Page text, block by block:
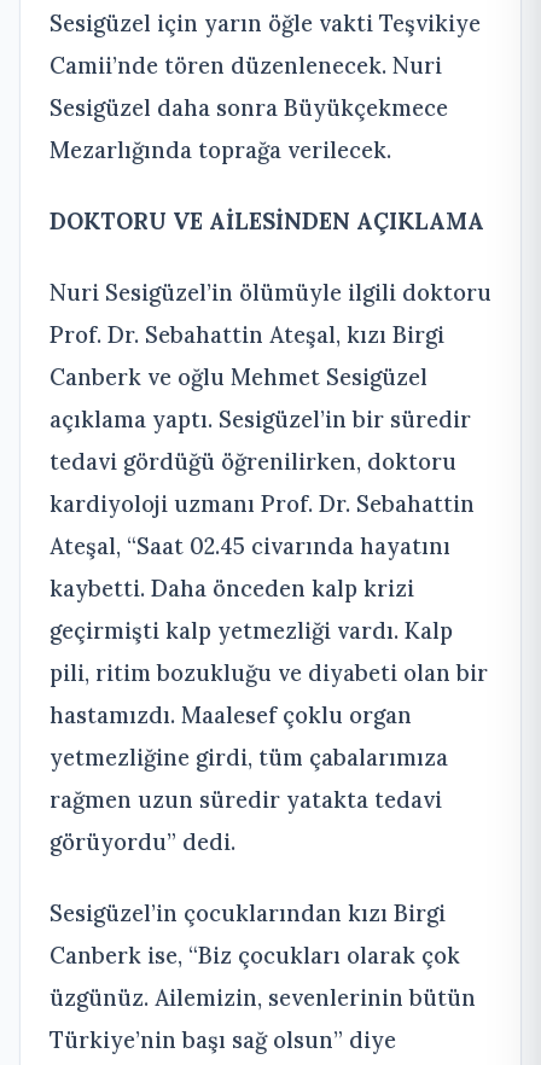
Sesigüzel için yarın öğle vakti Teşvikiye
Camii’nde tören düzenlenecek. Nuri
Sesigüzel daha sonra Büyükçekmece
Mezarlığında toprağa verilecek.
DOKTORU VE AİLESİNDEN AÇIKLAMA
Nuri Sesigüzel’in ölümüyle ilgili doktoru
Prof. Dr. Sebahattin Ateşal, kızı Birgi
Canberk ve oğlu Mehmet Sesigüzel
açıklama yaptı. Sesigüzel’in bir süredir
tedavi gördüğü öğrenilirken, doktoru
kardiyoloji uzmanı Prof. Dr. Sebahattin
Ateşal, “Saat 02.45 civarında hayatını
kaybetti. Daha önceden kalp krizi
geçirmişti kalp yetmezliği vardı. Kalp
pili, ritim bozukluğu ve diyabeti olan bir
hastamızdı. Maalesef çoklu organ
yetmezliğine girdi, tüm çabalarımıza
rağmen uzun süredir yatakta tedavi
görüyordu” dedi.
Sesigüzel’in çocuklarından kızı Birgi
Canberk ise, “Biz çocukları olarak çok
üzgünüz. Ailemizin, sevenlerinin bütün
Türkiye’nin başı sağ olsun” diye